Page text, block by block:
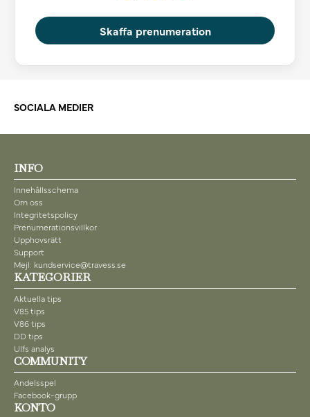
Skaffa prenumeration
SOCIALA MEDIER
INFO
Innehållsschema
Om oss
Integritetspolicy
Prenumerationsvillkor
Upphovsrätt
Support
Mejl: kundservice@travess.se
KATEGORIER
Aktuella tips
V85 tips
V86 tips
DD tips
Ulfs analys
COMMUNITY
Andelsspel
Facebook-grupp
KONTO